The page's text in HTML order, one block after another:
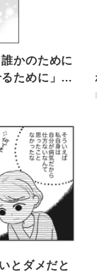
かのために
ために」料
とダメだと